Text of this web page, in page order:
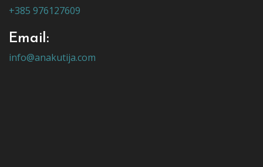
+385 976127609
Email:
info@anakutija.com